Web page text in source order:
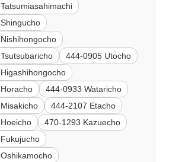
444-0905 Utocho
444-0933 Wataricho
444-2107 Etacho
470-1293 Kazuecho